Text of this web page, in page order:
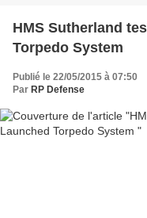
HMS Sutherland
Torpedo System
Publié le 22/05/2015 à 07:50
Par RP Defense